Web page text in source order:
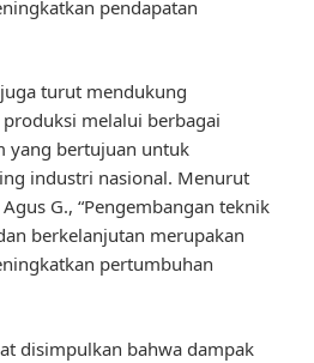
pendapatan
turut mendukung
melalui berbagai
yang bertujuan untuk
industri nasional. Menurut
G., “Pengembangan teknik
berkelanjutan merupakan
pertumbuhan
disimpulkan bahwa dampak